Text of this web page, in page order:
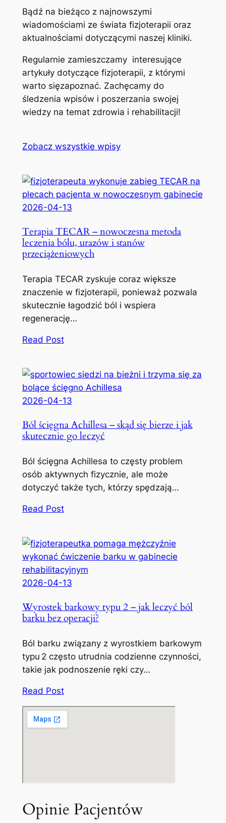
Bądź na bieżąco z najnowszymi
wiadomościami ze świata fizjoterapii oraz
aktualnościami dotyczącymi naszej kliniki.
Regularnie zamieszczamy interesujące
artykuły dotyczące fizjoterapii, z którymi
warto sięzapoznać. Zachęcamy do
śledzenia wpisów i poszerzania swojej
wiedzy na temat zdrowia i rehabilitacji!
Zobacz wszystkie wpisy
2026-04-13
Terapia TECAR – nowoczesna metoda
leczenia bólu, urazów i stanów
przeciążeniowych
Terapia TECAR zyskuje coraz większe
znaczenie w fizjoterapii, ponieważ pozwala
skutecznie łagodzić ból i wspiera
regenerację…
Read Post
2026-04-13
Ból ścięgna Achillesa – skąd się bierze i jak
skutecznie go leczyć
Ból ścięgna Achillesa to częsty problem
osób aktywnych fizycznie, ale może
dotyczyć także tych, którzy spędzają…
Read Post
2026-04-13
Wyrostek barkowy typu 2 – jak leczyć ból
barku bez operacji?
Ból barku związany z wyrostkiem barkowym
typu 2 często utrudnia codzienne czynności,
takie jak podnoszenie ręki czy…
Read Post
Opinie Pacjentów